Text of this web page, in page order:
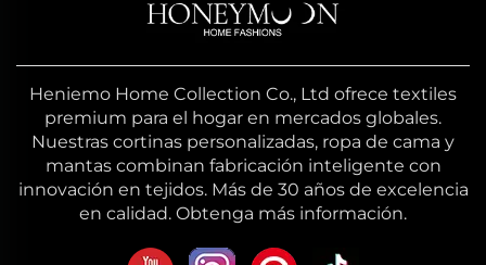
Heniemo Home Collection Co., Ltd ofrece textiles
premium para el hogar en mercados globales.
Nuestras cortinas personalizadas, ropa de cama y
mantas combinan fabricación inteligente con
innovación en tejidos. Más de 30 años de excelencia
en calidad. Obtenga más información.